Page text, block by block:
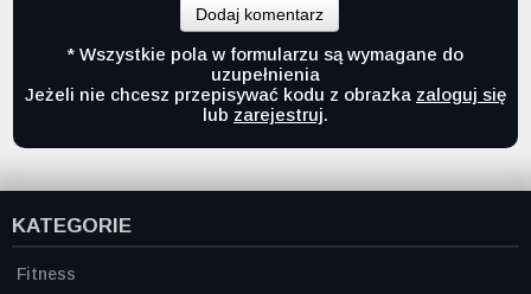
Dodaj komentarz
* Wszystkie pola w formularzu są wymagane do
uzupełnienia
Jeżeli nie chcesz przepisywać kodu z obrazka zaloguj się
lub zarejestruj.
KATEGORIE
Fitness